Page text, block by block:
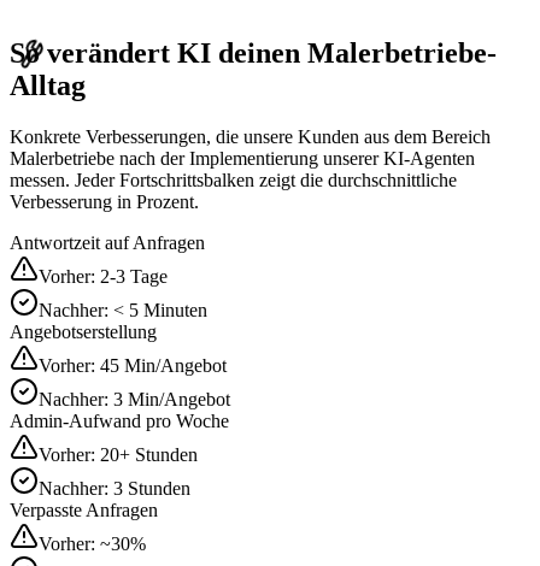
So verändert KI deinen Malerbetriebe-
Alltag
Konkrete Verbesserungen, die unsere Kunden aus dem Bereich
Malerbetriebe nach der Implementierung unserer KI-Agenten
messen. Jeder Fortschrittsbalken zeigt die durchschnittliche
Verbesserung in Prozent.
Antwortzeit auf Anfragen
Vorher: 2-3 Tage
Nachher: < 5 Minuten
Angebotserstellung
Vorher: 45 Min/Angebot
Nachher: 3 Min/Angebot
Admin-Aufwand pro Woche
Vorher: 20+ Stunden
Nachher: 3 Stunden
Verpasste Anfragen
Vorher: ~30%